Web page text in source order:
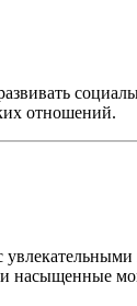
отношений.
и насыщенные